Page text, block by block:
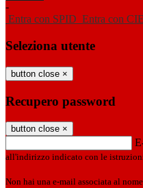
-
Entra con SPID Entra con CIE
Seleziona utente
button close ×
Recupero password
button close ×
all'indirizzo indicato con le
Non hai una e-mail associata al